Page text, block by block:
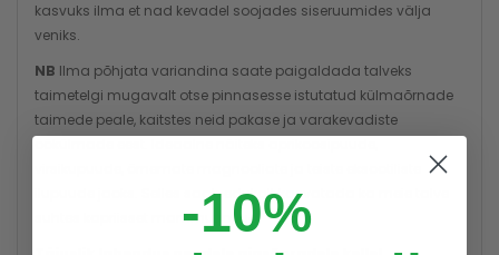
kasvuks ilma et nad kevadel soojades siseruumides välja
veniks.
NB Ilma põhjata variandina saate paigaldada talveks
taimetelgi mugavalt otse pinnasesse istutatud külmaõrnade
taimede peale, kaitstes neid pakase ja varakevadiste
ilupuude jaoks. Selles saab edukalt kasvatada ka meie talve
suhtes kapriisset mammutipuud.
-10%